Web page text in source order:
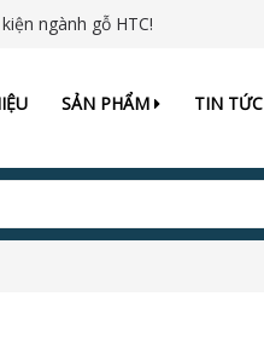
ngành gỗ HTC!
SẢN PHẨM TIN TỨC